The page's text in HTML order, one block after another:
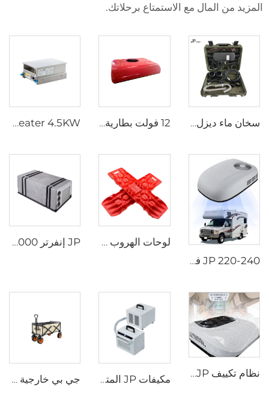
المزيد من المال مع الاستمتاع برحلاتك.
سخان ماء ديزل هوائي عالمي 2kw كل شيء في واحد 12V و 24V سخان هوائي ديزل للوقوف خيمة محمولة سخان ديزل للتخييم 12 فولت بطارية تعمل بمكبرة الجرار شاحنة سرير موقف للسيارات مكيف الهواء للشاحنة JP Heater 4.5KW الموقد الديزل 12V الموقد الديزل القافلة الطباخ المطبخ المنزلق للطباخ RV
JP 220-240 فولت 50 هرتز 220 فولت مكيف هواء سقف للسيارة والمركبات الترفيهية للكارافان والموتور هوم
لوحات الهروب عبر البلاد مجموعة استرداد الجر لوحات استرداد الجر مسارات السيارات للسيارات جيب خارج الطريق JP إنفرتر 10000 وحدة حرارية بريطانية 220-240 فولت، مكيف هواء للسيارة تحت المقعد، تركيب من الأسفل، مكيف كهربائي للمركبات المتنقلة والشاحنات والعربات الترحال
نظام تكييف JP بجهد 24 فولت تيار متردد على سطح الشاحنات، مكيف هواء كهربائي 12 فولت للشاحنات
مكيفات JP المتنقلة بنظام التحكم عن بعد، موديل 110 فولت، مكيف هواء للسيارة من نوع السبليت، مناسب للتخييم في الخيم والمركبات الترفيهية (RV) جي بي خارجية التسوق عربة نزهة عربة التخييم عربة التخييم قابلة للطي